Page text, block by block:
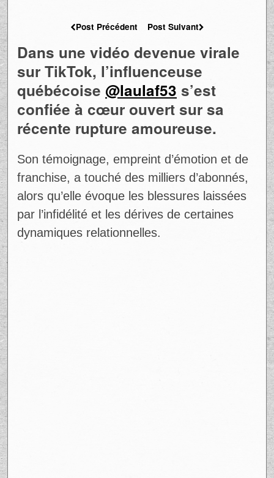
Post Précédent Post Suivant
Dans une vidéo devenue virale
sur TikTok, l’influenceuse
québécoise @laulaf53 s’est
confiée à cœur ouvert sur sa
récente rupture amoureuse.
Son témoignage, empreint d’émotion et de
franchise, a touché des milliers d’abonnés,
alors qu’elle évoque les blessures laissées
par l’infidélité et les dérives de certaines
dynamiques relationnelles.